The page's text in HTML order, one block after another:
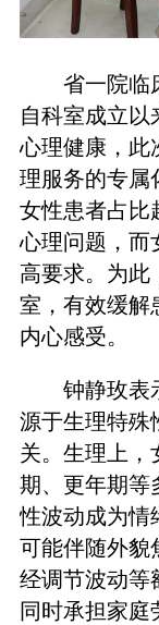
省一院临
自科室成立以
心理健康，此
理服务的专属
女性患者占比
心理问题，而
高要求。为此
室，有效缓解
内心感受。
钟静玫表
源于生理特殊
关。生理上，
期、更年期等
性波动成为情
可能伴随外貌
经调节波动等
同时承担家庭